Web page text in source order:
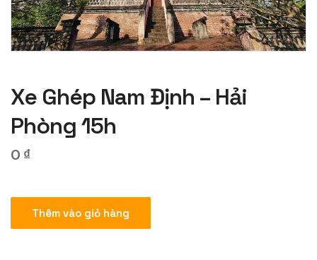
Xe Ghép Nam Định – Hải
Phòng 15h
0 ₫
Ghép
Thêm vào giỏ hàng